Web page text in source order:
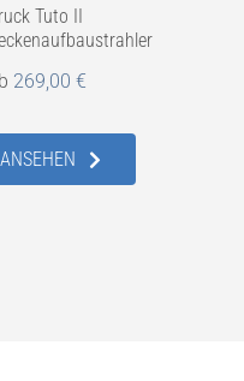
Tuto II
269,00 €